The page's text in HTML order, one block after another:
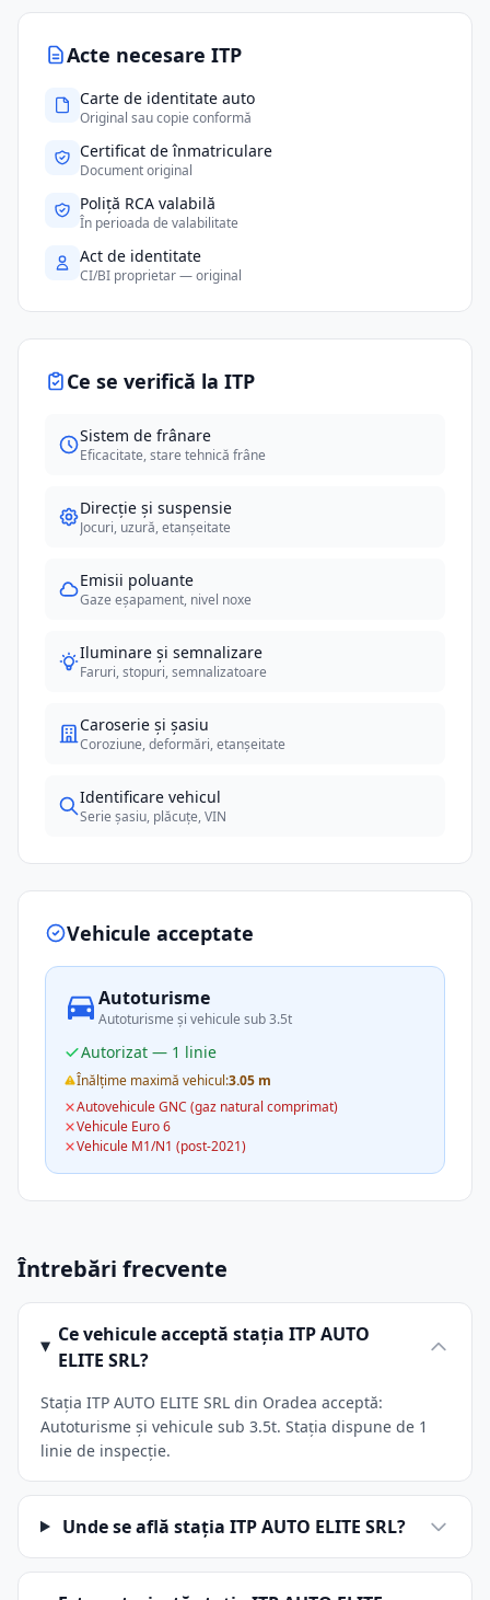
Acte necesare ITP
Carte de identitate auto
Original sau copie conformă
Certificat de înmatriculare
Document original
Poliță RCA valabilă
În perioada de valabilitate
Act de identitate
CI/BI proprietar — original
Ce se verifică la ITP
Sistem de frânare
Eficacitate, stare tehnică frâne
Direcție și suspensie
Jocuri, uzură, etanșeitate
Emisii poluante
Gaze eșapament, nivel noxe
Iluminare și semnalizare
Faruri, stopuri, semnalizatoare
Caroserie și șasiu
Coroziune, deformări, etanșeitate
Identificare vehicul
Serie șasiu, plăcuțe, VIN
Vehicule acceptate
Autoturisme
Autoturisme și vehicule sub 3.5t
Autorizat — 1 linie
Înălțime maximă vehicul:3.05 m
Autovehicule GNC (gaz natural comprimat)
Vehicule Euro 6
Vehicule M1/N1 (post-2021)
Întrebări frecvente
Ce vehicule acceptă stația ITP AUTO
ELITE SRL?
Stația ITP AUTO ELITE SRL din Oradea acceptă:
Autoturisme și vehicule sub 3.5t. Stația dispune de 1
linie de inspecție.
Unde se află stația ITP AUTO ELITE SRL?